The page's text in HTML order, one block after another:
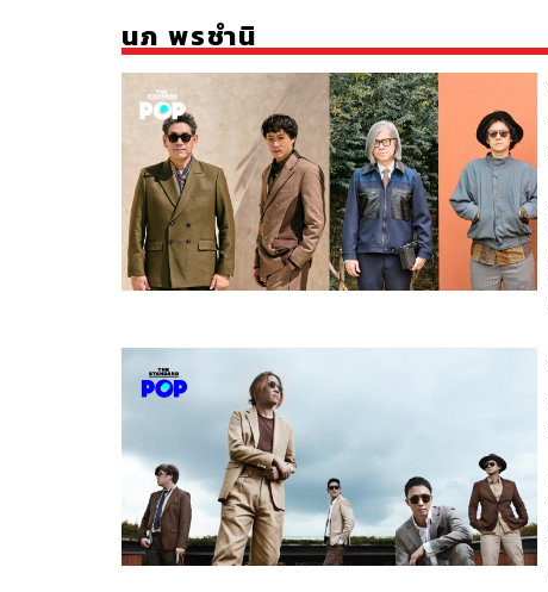
นภ พรชำนิ